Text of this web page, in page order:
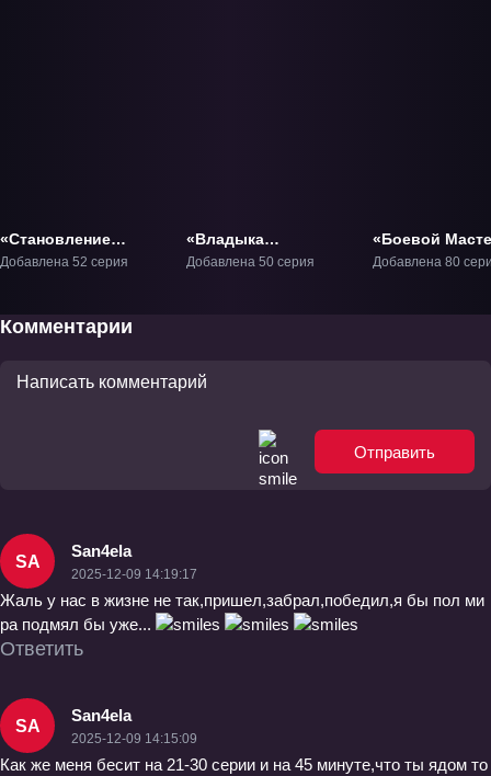
«Становление
богом» ТВ-1
Добавлена 52 серия
«Владыка
множества миров»
Добавлена 50 серия
«Боевой
ТВ-1
Добавлена 80
Комментарии
Отправить
SA
San4ela
2025-12-09 14:19:17
Жаль у нас в жизне не так,пришел,забрал,победил,я бы пол ми
ра подмял бы уже...
Ответить
SA
San4ela
2025-12-09 14:15:09
Как же меня бесит на 21-30 серии и на 45 минуте,что ты ядом то